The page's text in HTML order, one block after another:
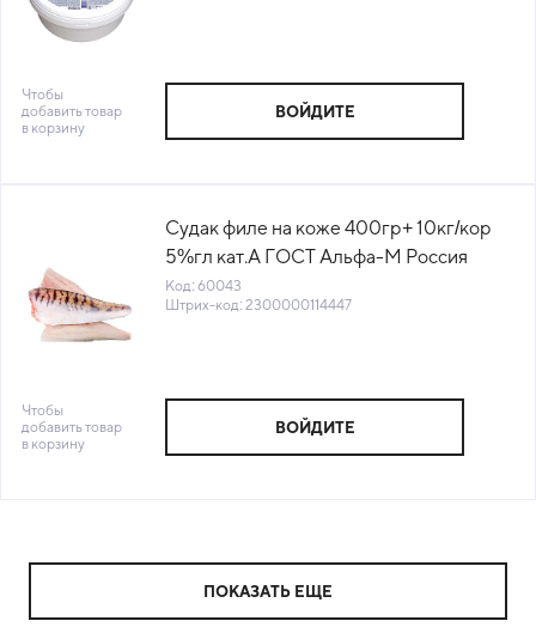
Чтобы
добавить товар
в корзину
ВОЙДИТЕ
Судак филе на коже 400гр+ 10кг/кор
5%гл кат.А ГОСТ Альфа-М Россия
(КОР) (КОД 60043) (-18°С)
Код: 60043
Штрих-код: 2300000114447
Чтобы
добавить товар
в корзину
ВОЙДИТЕ
ПОКАЗАТЬ ЕЩЕ